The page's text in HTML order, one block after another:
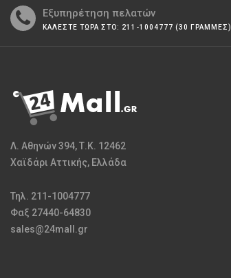
Εξυπηρέτηση πελατών
ΚΑΛΕΣΤΕ ΤΩΡΑ ΣΤΟ: 211-1004777 (30 ΓΡΑΜΜΕΣ)
Λ. Αθηνών 394, Τ.Κ. 12462
Χαϊδάρι Αττικής, Ελλάδα
Τηλ. 211-1004777
Φαξ 27440-64830
sales@24mall.gr